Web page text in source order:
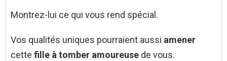
Montrez-lui ce qui vous rend spécial.
Vos qualités uniques pourraient aussi amener
cette fille à tomber amoureuse de vous.